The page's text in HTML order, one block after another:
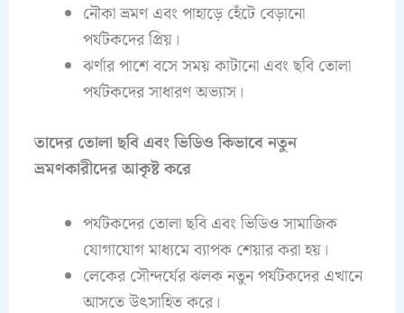
নৌকা ভ্রমণ এবং পাহাড়ে হেঁটে বেড়ানো
পর্যটকদের প্রিয়।
ঝর্ণার পাশে বসে সময় কাটানো এবং ছবি তোলা
পর্যটকদের সাধারণ অভ্যাস।
তাদের তোলা ছবি এবং ভিডিও কিভাবে নতুন
ভ্রমণকারীদের আকৃষ্ট করে
পর্যটকদের তোলা ছবি এবং ভিডিও সামাজিক
যোগাযোগ মাধ্যমে ব্যাপক শেয়ার করা হয়।
লেকের সৌন্দর্যের ঝলক নতুন পর্যটকদের এখানে
আসতে উৎসাহিত করে।